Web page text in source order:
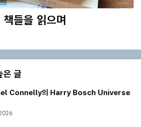
들을 읽으며
은 글
Connelly의 Harry Bosch Universe